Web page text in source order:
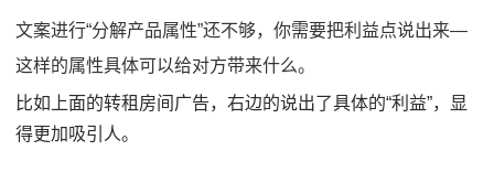
文案进行“分解产品属性”还不够，你需要把利益点说出来—
这样的属性具体可以给对方带来什么。
比如上面的转租房间广告，右边的说出了具体的“利益”，显
得更加吸引人。